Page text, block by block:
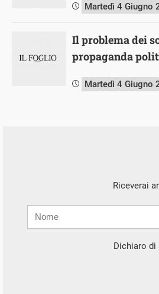
Martedì 4 Giugno
Il problema dei
propaganda
Martedì 4 Giugno
Riceverai
mail
Dichiaro di